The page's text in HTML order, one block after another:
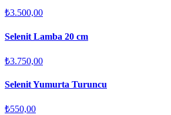
₺3.500,00
Selenit Lamba 20 cm
₺3.750,00
Selenit Yumurta Turuncu
₺550,00